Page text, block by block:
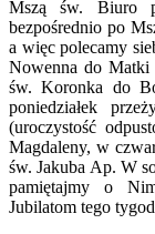
Mszą św. Biuro
bezpośrednio po
a więc polecamy
Nowenna do Matki
św. Koronka do
poniedziałek
(uroczystość
Magdaleny, w
św. Jakuba Ap. W
pamiętajmy o
Jubilatom tego